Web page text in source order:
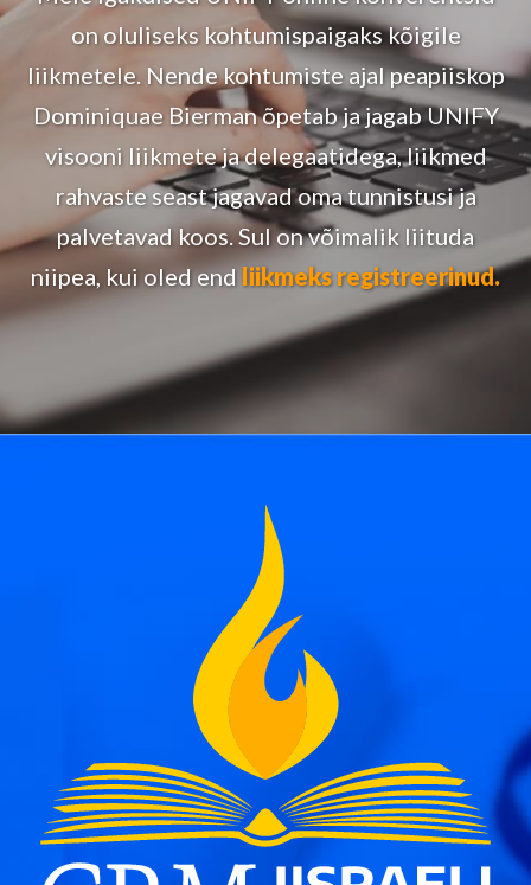
on oluliseks kohtumispaigaks kõigile
liikmetele. Nende kohtumiste ajal peapiiskop
Dominiquae Bierman õpetab ja jagab UNIFY
visooni liikmete ja delegaatidega, liikmed
rahvaste seast jagavad oma tunnistusi ja
palvetavad koos. Sul on võimalik liituda
niipea, kui oled end liikmeks registreerinud.